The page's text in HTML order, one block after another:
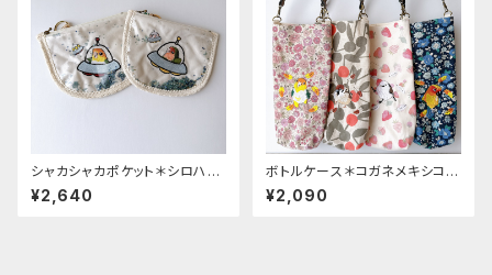
シャカシャカポケット＊シロハ
ラ・コザクラ
¥2,640
ボトルケース＊コガネメキシコ・
シマエナガ・スズメ・シロハラ
¥2,090